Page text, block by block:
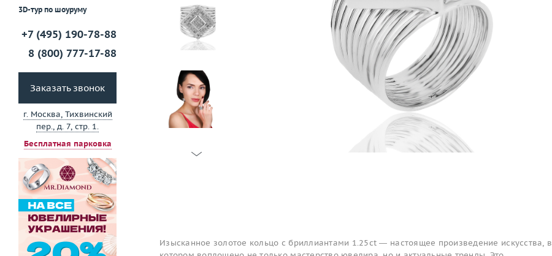
3D-тур по шоуруму
+7 (495) 190-78-88
8 (800) 777-17-88
Заказать звонок
г. Москва, Тихвинский
пер., д. 7, стр. 1.
Бесплатная парковка
Изысканное золотое кольцо с бриллиантами 1.25ct — настоящее произведение искусства, в